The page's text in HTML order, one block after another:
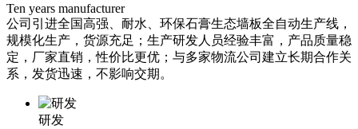
Ten years manufacturer
公司引进全国高强、耐水、环保石膏生态墙板全自动生产线，
规模化生产，货源充足；生产研发人员经验丰富，产品质量稳
定，厂家直销，性价比更优；与多家物流公司建立长期合作关
系，发货迅速，不影响交期。
研发